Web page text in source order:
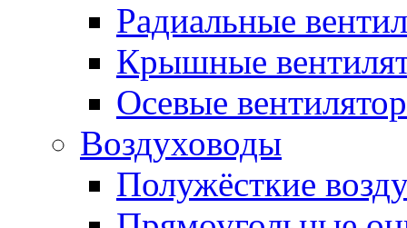
Радиальные
Крышные
Осевые
Воздуховоды
Полужёсткие